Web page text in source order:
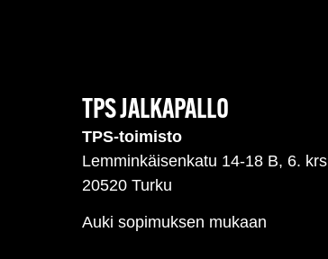
TPS JALKAPALLO
TPS-toimisto
Lemminkäisenkatu 14-18 B, 6. krs
20520 Turku
Auki sopimuksen mukaan